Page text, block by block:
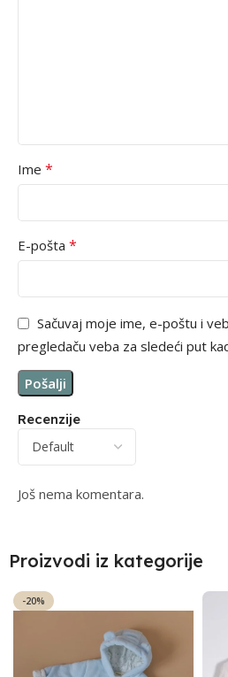
Recenzije
Još nema komentara.
Ime *
E-pošta *
Sačuvaj moje ime, e-poštu i
pregledaču veba za sledeći put
Proizvodi iz kategorije
-20%